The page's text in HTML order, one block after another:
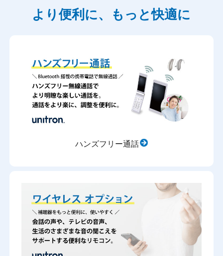
より便利に、もっと快適に
ハンズフリー通話